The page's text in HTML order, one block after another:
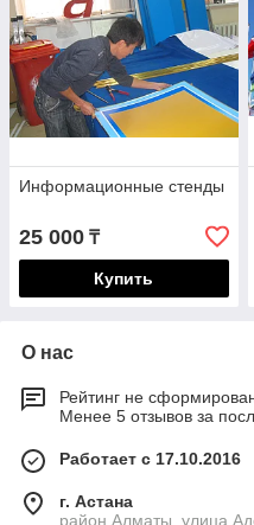
Информационные стенды
25 000 ₸
Купить
О нас
Рейтинг не
Менее 5 отзывов за
Работает с 17.10.2016
г. Астана
район Алматы, улица